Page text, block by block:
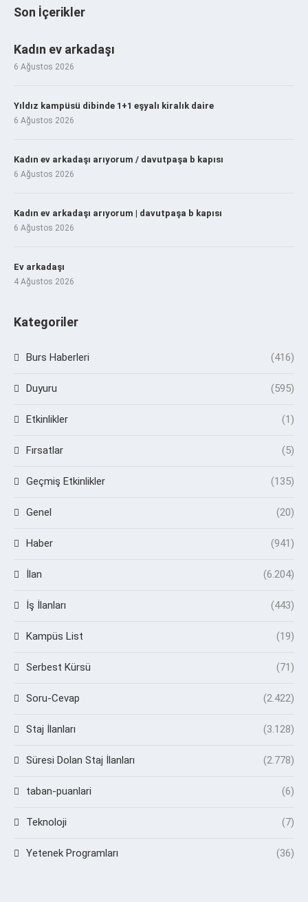
Son İçerikler
Kadın ev arkadaşı
6 Ağustos 2026
Yıldız kampüsü dibinde 1+1 eşyalı kiralık daire
6 Ağustos 2026
Kadın ev arkadaşı arıyorum / davutpaşa b kapısı
6 Ağustos 2026
Kadın ev arkadaşı arıyorum | davutpaşa b kapısı
6 Ağustos 2026
Ev arkadaşı
4 Ağustos 2026
Kategoriler
Burs Haberleri (416)
Duyuru (595)
Etkinlikler (1)
Fırsatlar (5)
Geçmiş Etkinlikler (135)
Genel (20)
Haber (941)
İlan (6.204)
İş İlanları (443)
Kampüs List (19)
Serbest Kürsü (71)
Soru-Cevap (2.422)
Staj İlanları (3.128)
Süresi Dolan Staj İlanları (2.778)
taban-puanlari (6)
Teknoloji (7)
Yetenek Programları (36)